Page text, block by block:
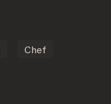
Chef